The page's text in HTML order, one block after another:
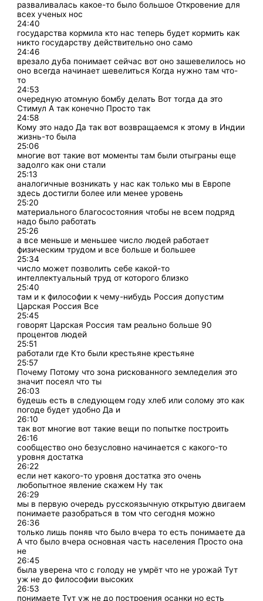
разваливалась какое-то было большое Откровение для
всех ученых нос
24:40
государства кормила кто нас теперь будет кормить как
никто государству действительно оно само
24:46
врезало дуба понимает сейчас вот оно зашевелилось но
оно всегда начинает шевелиться Когда нужно там что-
то
24:53
очередную атомную бомбу делать Вот тогда да это
Стимул А так конечно Просто так
24:58
Кому это надо Да так вот возвращаемся к этому в Индии
жизнь-то была
25:06
многие вот такие вот моменты там были отыграны еще
задолго как они стали
25:13
аналогичные возникать у нас как только мы в Европе
здесь достигли более или менее уровень
25:20
материального благосостояния чтобы не всем подряд
надо было работать
25:26
а все меньше и меньшее число людей работает
физическим трудом и все больше и большее
25:34
число может позволить себе какой-то
интеллектуальный труд от которого близко
25:40
там и к философии к чему-нибудь Россия допустим
Царская Россия Все
25:45
говорят Царская Россия там реально больше 90
процентов людей
25:51
работали где Кто были крестьяне крестьяне
25:57
Почему Потому что зона рискованного земледелия это
значит посеял что ты
26:03
будешь есть в следующем году хлеб или солому это как
погоде будет удобно Да и
26:10
так вот многие вот такие вещи по попытке построить
26:16
сообщество оно безусловно начинается с какого-то
уровня достатка
26:22
если нет какого-то уровня достатка это очень
любопытное явление скажем Ну так
26:29
мы в первую очередь русскоязычную открытую двигаем
понимаете разобраться в том что сегодня можно
26:36
только лишь поняв что было вчера то есть понимаете да
А что было вчера основная часть населения Просто она
не
26:45
была уверена что с голоду не умрёт что не урожай Тут
уж не до философии высоких
26:53
понимаете Тут уж не до построения осанки но есть